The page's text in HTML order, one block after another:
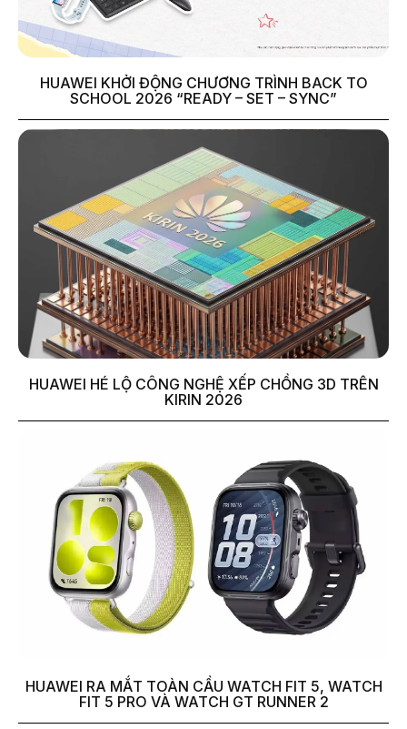
HUAWEI KHỞI ĐỘNG CHƯƠNG TRÌNH BACK TO
SCHOOL 2026 “READY – SET – SYNC”
HUAWEI HÉ LỘ CÔNG NGHỆ XẾP CHỒNG 3D TRÊN
KIRIN 2026
HUAWEI RA MẮT TOÀN CẦU WATCH FIT 5, WATCH
FIT 5 PRO VÀ WATCH GT RUNNER 2